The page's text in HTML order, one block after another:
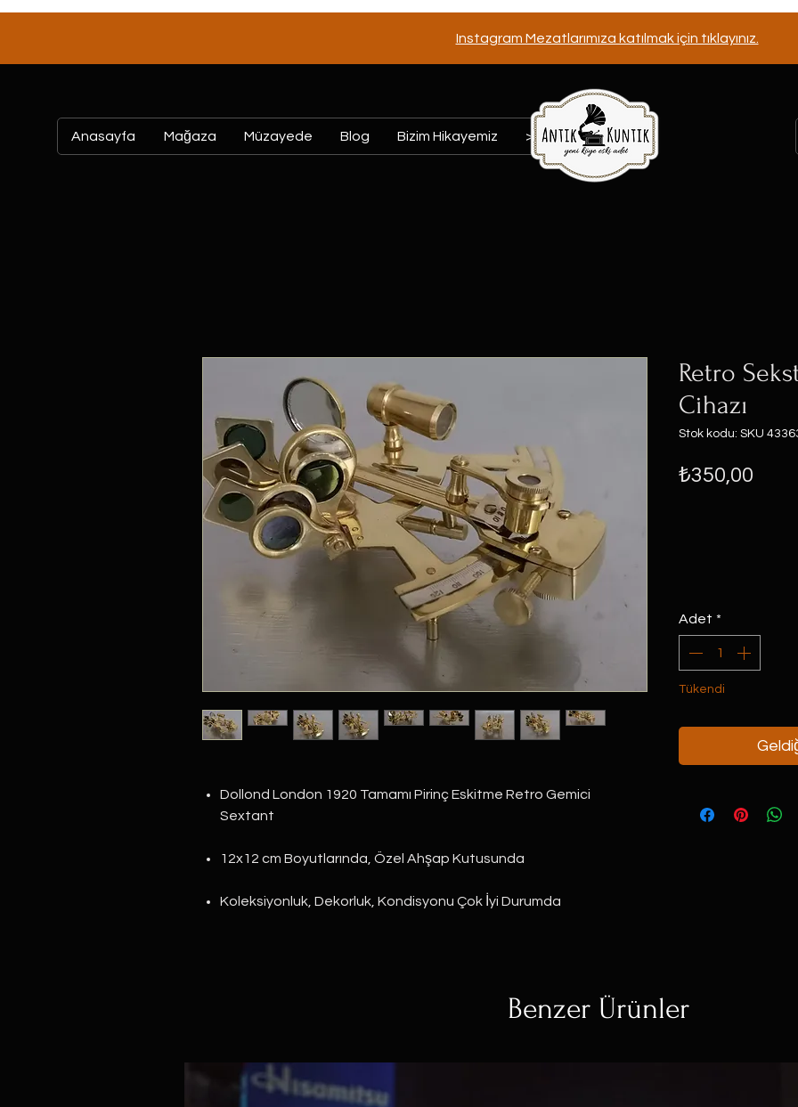
Instagram Mezatlarımıza katılmak için tıklayınız.
Anasayfa Mağaza Müzayede Blog Bizim Hikayemiz >>>
Dollond London 1920 Tamamı Pirinç Eskitme Retro Gemici
Sextant⠀
12x12 cm Boyutlarında, Özel Ahşap Kutusunda⠀
Koleksiyonluk, Dekorluk, Kondisyonu Çok İyi Durumda
Retro
Cihazı
Stok kodu: SKU
₺350,00
Adet *
Tükendi
Benzer Ürünler